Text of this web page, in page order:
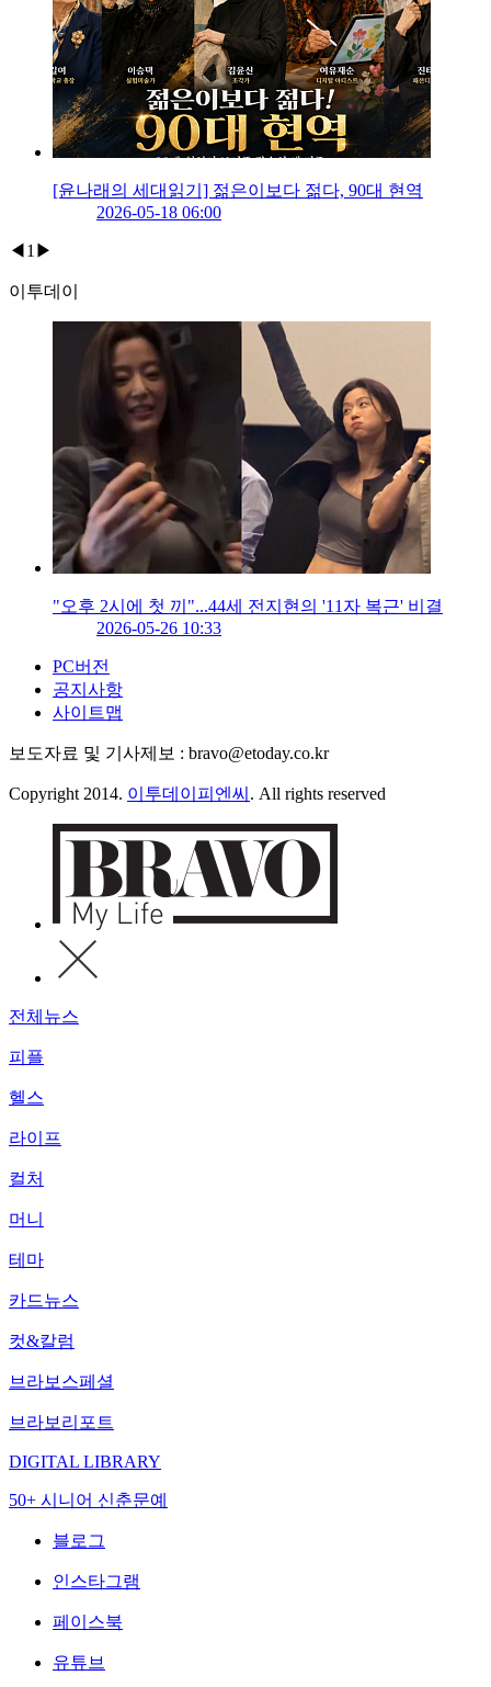
[윤나래의 세대읽기] 젊은이보다 젊다, 90대 현역
2026-05-18 06:00
◀ 1 ▶
이투데이
"오후 2시에 첫 끼"...44세 전지현의 '11자 복근' 비결
2026-05-26 10:33
PC버전
공지사항
사이트맵
보도자료 및 기사제보 : bravo@etoday.co.kr
Copyright 2014. 이투데이피엔씨 . All rights reserved
전체뉴스
피플
헬스
라이프
컬처
머니
테마
카드뉴스
컷&칼럼
브라보스페셜
브라보리포트
DIGITAL LIBRARY
50+ 시니어 신춘문예
블로그
인스타그램
페이스북
유튜브